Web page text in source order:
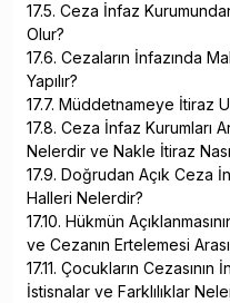
17.5. Ceza İnfaz
Olur?
17.6. Cezaların İnfazında
Yapılır?
17.7. Müddetnameye İtiraz
17.8. Ceza İnfaz Kurumları
Nelerdir ve Nakle İtiraz Nasıl
17.9. Doğrudan Açık Ceza
Halleri Nelerdir?
17.10. Hükmün
ve Cezanın Ertelemesi
17.11. Çocukların
İstisnalar ve Farklılıklar